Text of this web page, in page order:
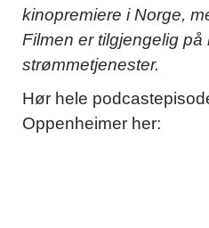
kinopremiere i Norge,
Filmen er tilgjengelig på
strømmetjenester.
Hør hele
Oppenheimer her: